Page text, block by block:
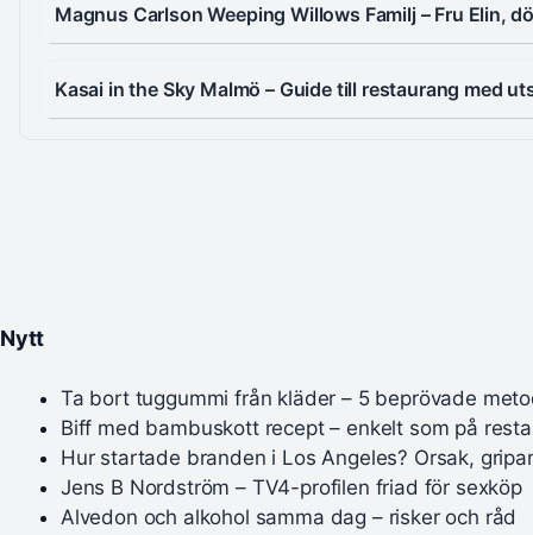
Magnus Carlson Weeping Willows Familj – Fru Elin,
Kasai in the Sky Malmö – Guide till restaurang med
Nytt
Ta bort tuggummi från kläder – 5 beprövade
Biff med bambuskott recept – enkelt som på
Hur startade branden i Los Angeles? Orsak,
Jens B Nordström – TV4-profilen friad för sexköp
Alvedon och alkohol samma dag – risker och råd